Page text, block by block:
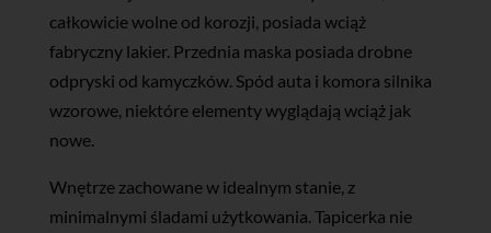
całkowicie wolne od korozji, posiada wciąż
fabryczny lakier. Przednia maska posiada drobne
odpryski od kamyczków. Spód auta i komora silnika
wzorowe, niektóre elementy wyglądają wciąż jak
nowe.
Wnętrze zachowane w idealnym stanie, z
minimalnymi śladami użytkowania. Tapicerka nie